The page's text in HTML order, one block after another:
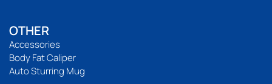
OTHER
Accessories
Body Fat Caliper
Auto Sturring Mug